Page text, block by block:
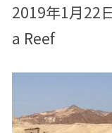
2019年1月22
a Reef